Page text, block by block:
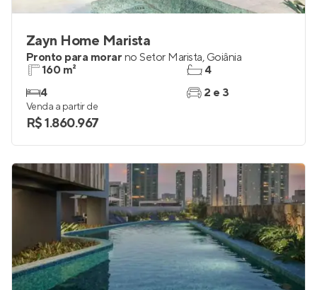
Zayn Home Marista
Pronto para morar no Setor Marista, Goiânia
160 m²
4
4
2 e 3
Venda a partir de
R$ 1.860.967